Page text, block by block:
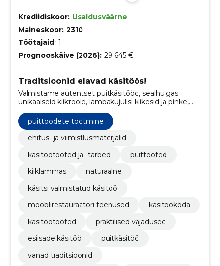
Krediidiskoor: Usaldusväärne
Maineskoor: 2310
Töötajaid: 1
Prognooskäive (2026): 29 645 €
Traditsioonid elavad käsitöös!
Valmistame autentset puitkäsitööd, sealhulgas
unikaalseid kiiktoole, lambakujulisi kiikesid ja pinke,
mis kõik peegeldavad vanade eestlaste
käsitöötraditsioone ja kultuuri.
puittoodete tootmine
ehitus- ja viimistlusmaterjalid
käsitöötooted ja -tarbed
puittooted
kiiklammas
naturaalne
käsitsi valmistatud käsitöö
mööblirestauraatori teenused
käsitöökoda
käsitöötooted
praktilised vajadused
esiisade käsitöö
puitkäsitöö
vanad traditsioonid